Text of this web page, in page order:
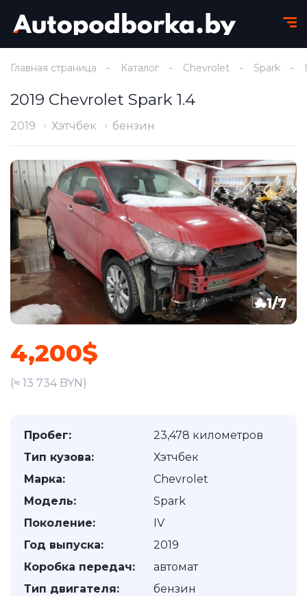
Главная страница Каталог Chevrolet Spark
2019 Chevrolet Spark 1.4
2019 Хэтчбек бензин
1/7
4,200$
(≈ 13 734 BYN)
Пробег:
23,478 километров
Тип кузова:
Хэтчбек
Марка:
Chevrolet
Модель:
Spark
Поколение:
IV
Год выпуска:
2019
Коробка передач:
автомат
Тип двигателя:
бензин